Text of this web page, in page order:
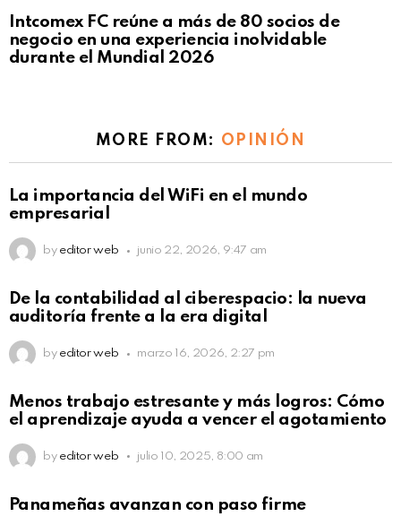
Intcomex FC reúne a más de 80 socios de
negocio en una experiencia inolvidable
durante el Mundial 2026
MORE FROM: OPINIÓN
La importancia del WiFi en el mundo
empresarial
by editor web junio 22, 2026, 9:47 am
De la contabilidad al ciberespacio: la nueva
auditoría frente a la era digital
by editor web marzo 16, 2026, 2:27 pm
Menos trabajo estresante y más logros: Cómo
el aprendizaje ayuda a vencer el agotamiento
by editor web julio 10, 2025, 8:00 am
Panameñas avanzan con paso firme